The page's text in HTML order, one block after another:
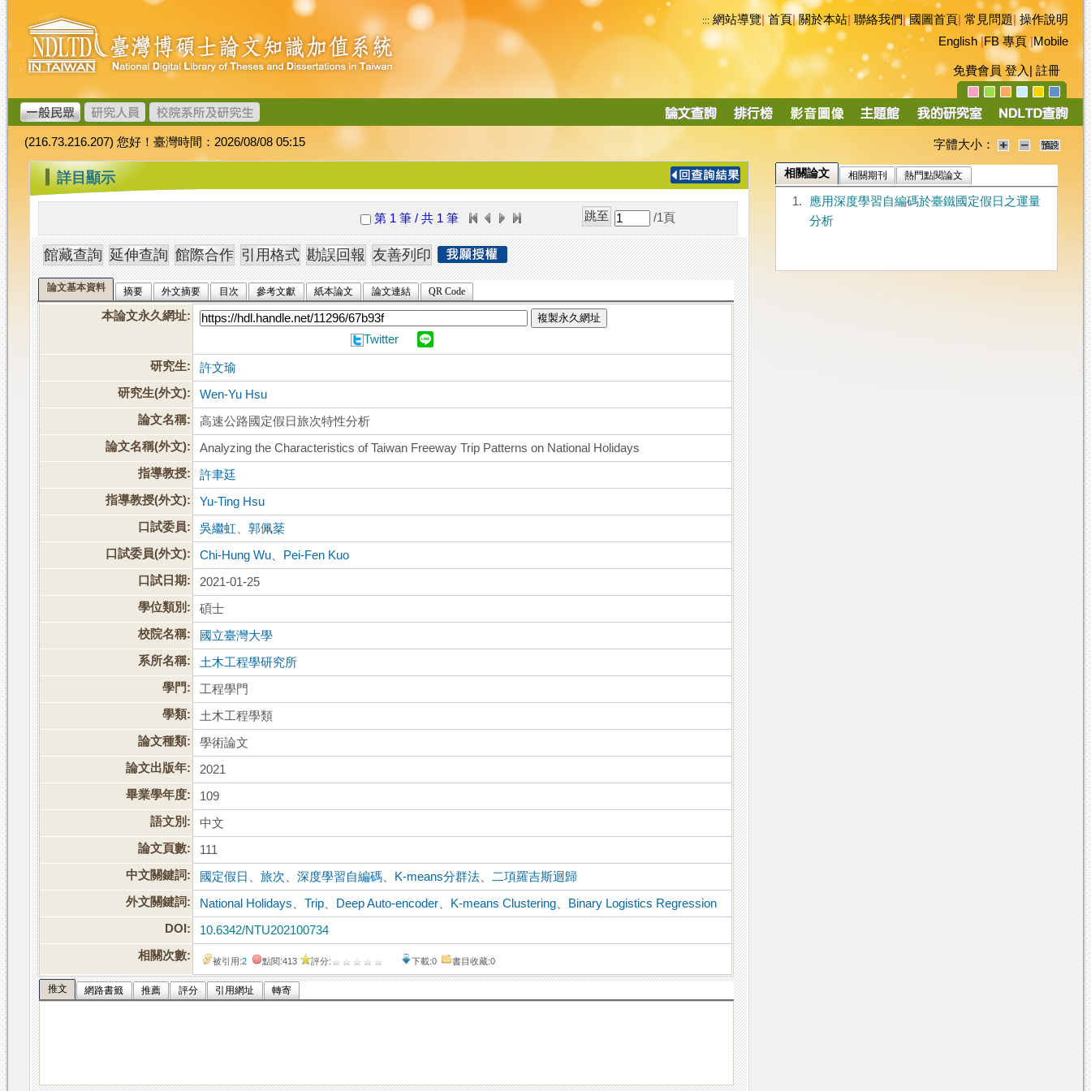
跳
到
主
要
內
容
臺
灣
博
碩
士
論
文
加
值
系
統
::: 網站導覽|首頁|關於本站 聯絡我們|國圖首頁 常見問題|操作說明
English|FB 專頁|Mobile
免費會員 登入 註冊
導
(216.73.216.207) 您好！臺灣時間：2026/08/08 05:15 字體大小：
::: 詳目顯示
第 1 筆 / 共 1 筆 /1 頁
論文基本資料 摘要 外文摘要 目次 參考文獻 紙本論文 論文連結 QR Code
本論文永久網址: 複製永久網址
Twitter
研究生:
許文瑜
研究生(外文):
Wen-Yu Hsu
論文名稱:
高速公路國定假日旅次特性分析
論文名稱(外文):
Analyzing the Characteristics of Taiwan Freeway Trip Patterns on National Holidays
指導教授:
許聿廷
指導教授(外文):
Yu-Ting Hsu
口試委員:
吳繼虹 、郭佩棻
口試委員(外文):
Chi-Hung Wu
Pei-Fen Kuo
口試日期:
2021-01-25
學位類別:
碩士
校院名稱:
國立臺灣大學
系所名稱:
土木工程學研究所
學門:
工程學門
學類:
土木工程學類
論文種類:
學術論文
論文出版年:
2021
畢業學年度:
109
語文別:
中文
論文頁數:
111
中文關鍵詞:
國定假日 、旅次 、深度學習自編碼 K-means分群法
二項羅吉斯迴歸
外文關鍵詞:
National Holidays 、Trip Deep Auto-encoder K-means Clustering
Binary Logistics Regression
DOI:
10.6342/NTU202100734
相關次數:
被引用:2 點閱:413 評分: 下載:0 書目收藏:0
推文 網路書籤 推薦 評分 引用網址 轉寄
相關論文 相關期刊 熱門點閱論文
1.
應用深度學習自編碼於臺鐵國定假日之運量
分析